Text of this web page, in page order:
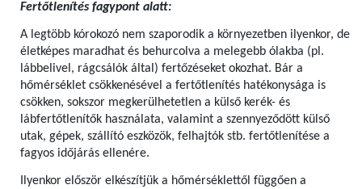
Fertőtlenítés fagypont alatt:
A legtöbb kórokozó nem szaporodik a környezetben ilyenkor, de
életképes maradhat és behurcolva a melegebb ólakba (pl.
lábbelivel, rágcsálók által) fertőzéseket okozhat. Bár a
hőmérséklet csökkenésével a fertőtlenítés hatékonysága is
csökken, sokszor megkerülhetetlen a külső kerék- és
lábfertőtlenítők használata, valamint a szennyeződött külső
utak, gépek, szállító eszközök, felhajtók stb. fertőtlenítése a
fagyos időjárás ellenére.
Ilyenkor először elkészítjük a hőmérséklettől függően a